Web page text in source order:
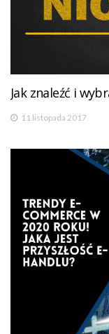
Jak znaleźć i
11 listopada 2017